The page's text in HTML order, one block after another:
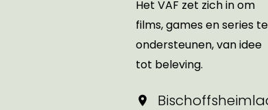
Het VAF zet zich in om
films, games en series te
ondersteunen, van idee
tot beleving.